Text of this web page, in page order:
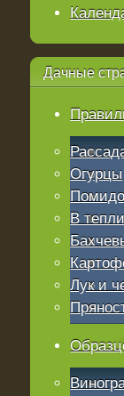
Дачные
Огурцы
В
Лук и